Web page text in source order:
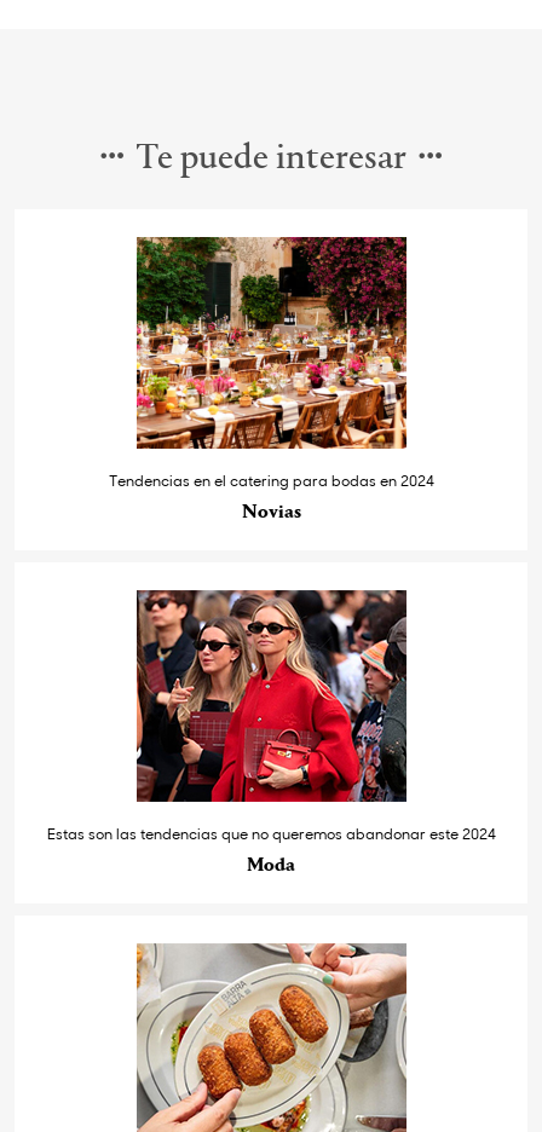
Te puede interesar
Tendencias en el catering para bodas en 2024
Novias
Estas son las tendencias que no queremos abandonar este 2024
Moda